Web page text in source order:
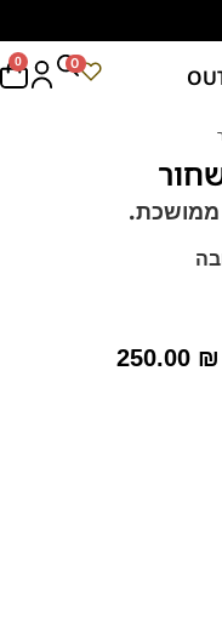
0 0
ממושכת.
250.00 ₪